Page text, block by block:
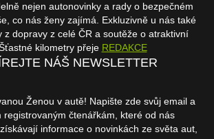
nejen autonovinky a rady o bezpečném
co nás ženy zajímá. Exkluzivně u nás také
z dopravy z celé ČR a soutěže o atraktivní
kilometry přeje REDAKCE
NÁŠ NEWSLETTER
Ženou v autě! Napište zde svůj email a
registrovaným čtenářkám, které od nás
informace o novinkách ze světa aut,